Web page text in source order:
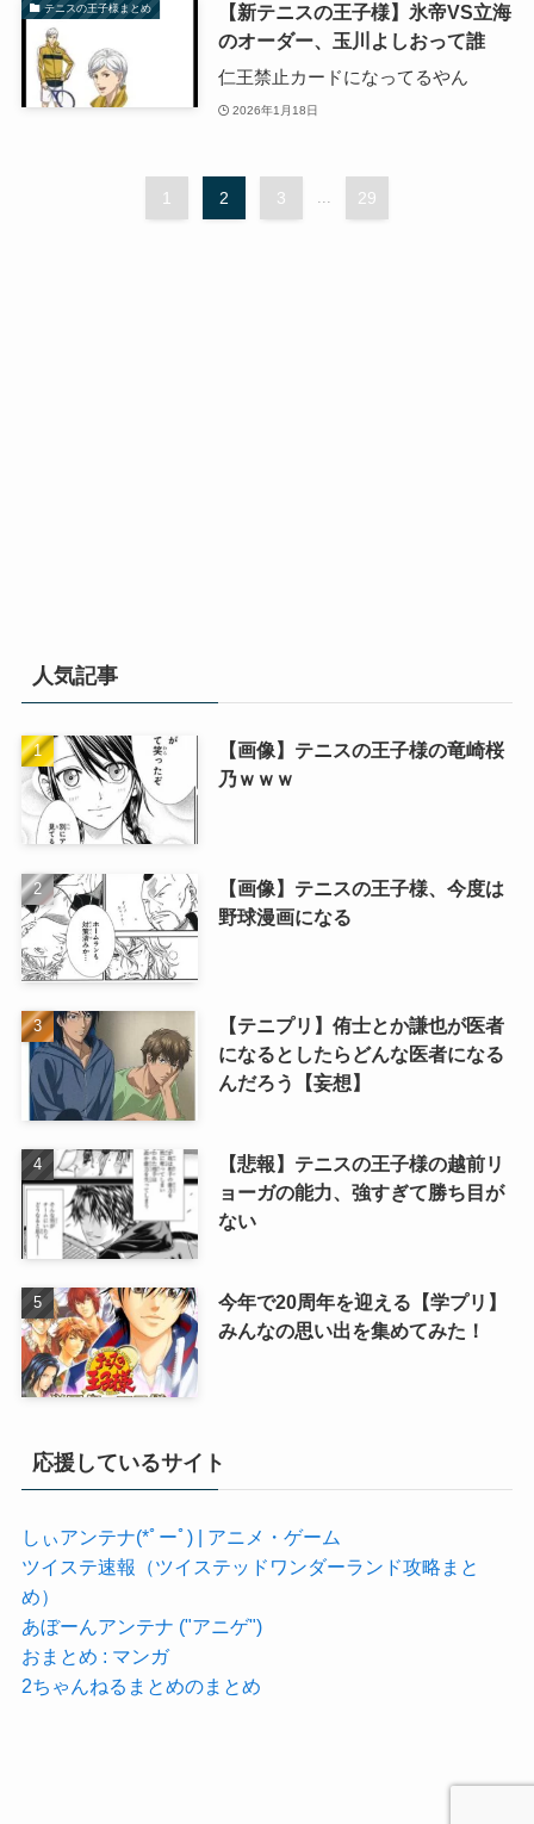
テニスの王子様まとめ
【新テニスの王子様】氷帝VS立海
のオーダー、玉川よしおって誰
仁王禁止カードになってるやん
2026年1月18日
1 2 3 ... 29
人気記事
【画像】テニスの王子様の竜崎桜
乃ｗｗｗ
【画像】テニスの王子様、今度は
野球漫画になる
【テニプリ】侑士とか謙也が医者
になるとしたらどんな医者になる
んだろう【妄想】
【悲報】テニスの王子様の越前リ
ョーガの能力、強すぎて勝ち目が
ない
今年で20周年を迎える【学プリ】
みんなの思い出を集めてみた！
応援しているサイト
しぃアンテナ(*ﾟーﾟ) | アニメ・ゲーム
ツイステ速報（ツイステッドワンダーランド攻略まと
め）
あぼーんアンテナ ("アニゲ")
おまとめ : マンガ
2ちゃんねるまとめのまとめ